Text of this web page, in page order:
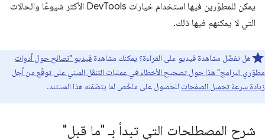
يمكن للمطوّرين فيها استخدام خيارات DevTools الأكثر شيوعًا والحالات
التي لا يمكنهم فيها ذلك.
هل تفضّل مشاهدة فيديو على القراءة؟ يمكنك مشاهدة فيديو "نصائح حول أدوات
مطوّري البرامج" هذا حول تصحيح الأخطاء في عمليات التنقّل المبني على توقّع من أجل
زيادة سرعة تحميل الصفحات للحصول على ملخّص لما يتضمّنه هذا المستند.
شرح المصطلحات التي تبدأ بـ "ما قبل"